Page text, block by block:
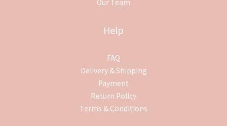
Our Team
Help
FAQ
Delivery & Shipping
Payment
Return Policy
Terms & Conditions